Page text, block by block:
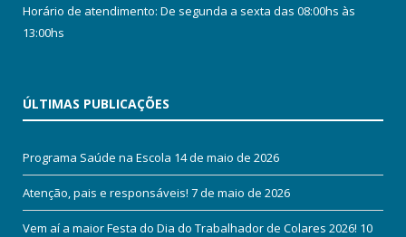
Horário de atendimento: De segunda a sexta das 08:00hs às
13:00hs
ÚLTIMAS PUBLICAÇÕES
Programa Saúde na Escola 14 de maio de 2026
Atenção, pais e responsáveis! 7 de maio de 2026
Vem aí a maior Festa do Dia do Trabalhador de Colares 2026! 10